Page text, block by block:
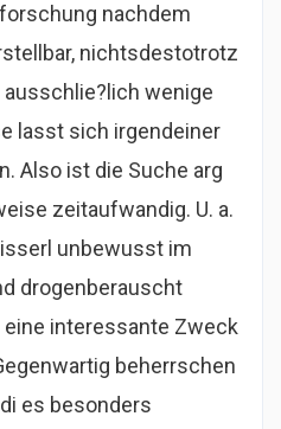
nachdem
nichtsdestotrotz
wenige
lasst sich irgendeiner
Also ist die Suche arg
zeitaufwandig. U. a.
unbewusst im
drogenberauscht
interessante Zweck
beherrschen
es besonders